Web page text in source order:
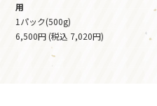
用
1パック(500g)
6,500円 (税込 7,020円)